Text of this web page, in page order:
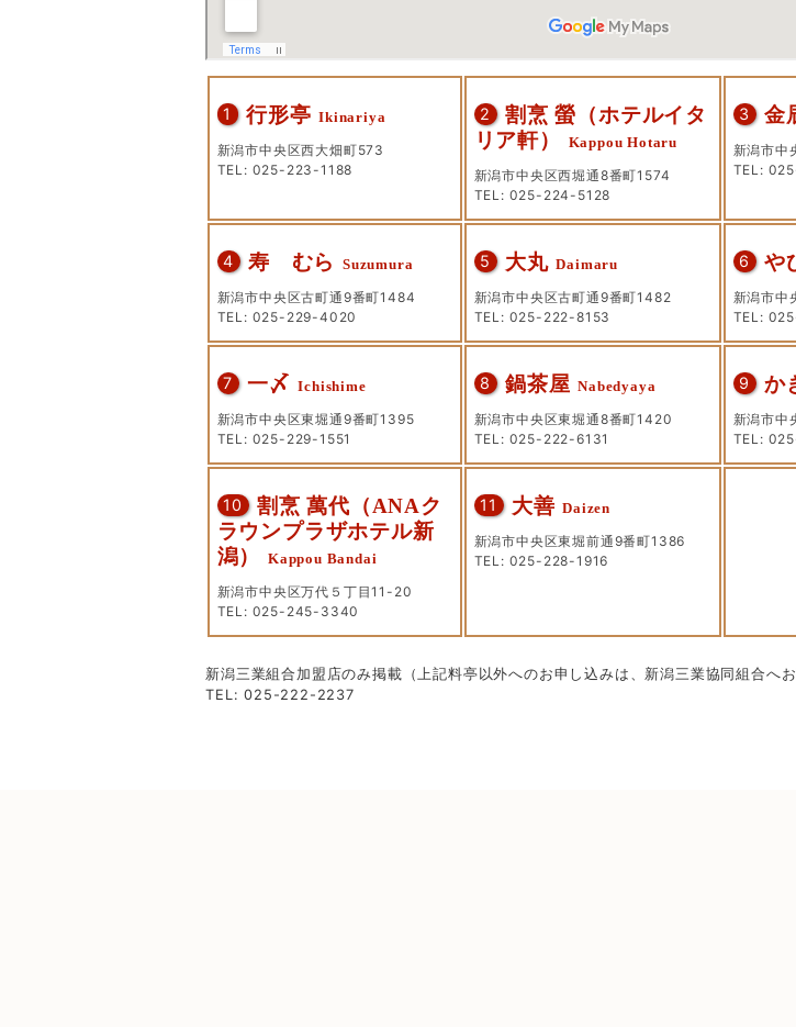
1 行形亭 Ikinariya
新潟市中央区西大畑町573
TEL: 025-223-1188
2
割烹 螢（ホテルイタ
リア軒）
Kappou Hotaru
新潟市中央区西堀通8番町1574
TEL: 025-224-5128
3 金
新潟市中
TEL:
4 寿ゞむら
Suzumura
新潟市中央区古町通9番町1484
TEL: 025-229-4020
5 大丸 Daimaru
新潟市中央区古町通9番町1482
TEL: 025-222-8153
6 や
新潟市中
TEL:
7 一〆
Ichishime
新潟市中央区東堀通9番町1395
TEL: 025-229-1551
8 鍋茶屋 Nabedyaya
新潟市中央区東堀通8番町1420
TEL: 025-222-6131
9 か
新潟市中
TEL:
10
割烹 萬代（ANAク
ラウンプラザホテル新
潟）
Kappou Bandai
新潟市中央区万代５丁目11-20
TEL: 025-245-3340
11 大善 Daizen
新潟市中央区東堀前通9番町1386
TEL: 025-228-1916
新潟三業組合加盟店のみ掲載（上記料亭以外へのお申し込みは、新潟三業協同組合へお
TEL: 025-222-2237